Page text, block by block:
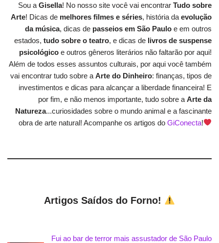
Sou a Gisella! No nosso site você vai encontrar Tudo sobre
Arte! Dicas de melhores filmes e séries, história da evolução
da música, dicas de passeios em São Paulo e em outros
estados, tudo sobre o teatro, e dicas de livros de suspense
psicológico e outros gêneros literários não faltarão por aqui!
Além de todos esses assuntos culturais, por aqui você também
vai encontrar tudo sobre a Arte do Dinheiro: finanças, tipos de
investimentos e dicas para alcançar a liberdade financeira! E
por fim, e não menos importante, tudo sobre a Arte da
Natureza...curiosidades sobre o mundo animal e a fascinante
obra de arte natural! Acompanhe os artigos do GiConecta!
Artigos Saídos do Forno!
Fui ao bar de terror mais assustador de São Paulo